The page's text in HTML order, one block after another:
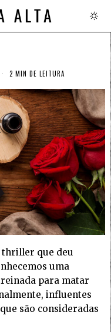
2 MIN DE LEITURA
thriller que deu
uma
para matar
influentes
são consideradas